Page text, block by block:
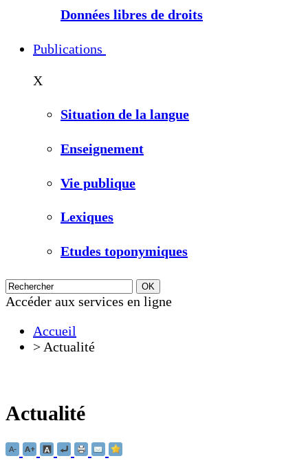
Données libres de droits
Publications
X
Situation de la langue
Enseignement
Vie publique
Lexiques
Etudes toponymiques
Accéder aux services en ligne
Accueil
> Actualité
Actualité